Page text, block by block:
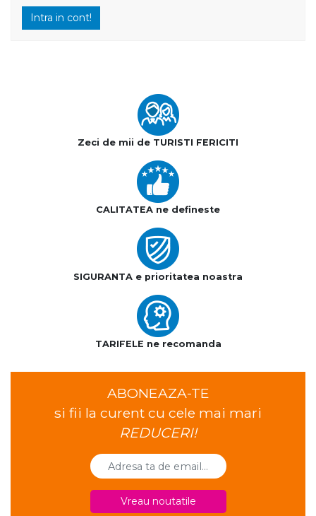
Intra in cont!
Zeci de mii de TURISTI FERICITI
CALITATEA ne defineste
SIGURANTA e prioritatea noastra
TARIFELE ne recomanda
ABONEAZA-TE
si fii la curent cu cele mai mari
REDUCERI!
Vreau noutatile